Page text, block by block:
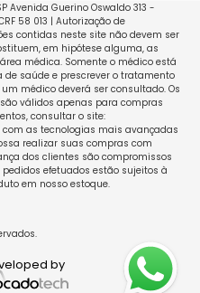
Avenida Guerino Oswaldo 313 -
58 013 | Autorização de
contidas neste site não devem ser
em hipótese alguma, as
médica. Somente o médico está
saúde e prescrever o tratamento
médico deverá ser consultado. Os
válidos apenas para compras
consultar o site:
as tecnologias mais avançadas
realizar suas compras com
dos clientes são compromissos
efetuados estão sujeitos à
em nosso estoque.
by